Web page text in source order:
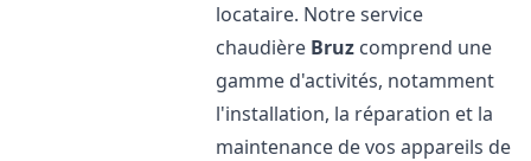
locataire. Notre service
chaudière Bruz comprend une
gamme d'activités, notamment
l'installation, la réparation et la
maintenance de vos appareils de